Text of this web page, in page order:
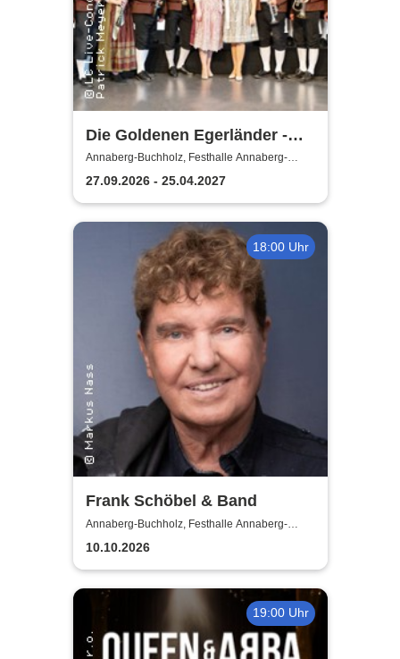
Die Goldenen Egerländer -
Melodien aus dem Egerland
Annaberg-Buchholz, Festhalle Annaberg-
Buchholz
27.09.2026 - 25.04.2027
18:00 Uhr
Frank Schöbel & Band
Annaberg-Buchholz, Festhalle Annaberg-
Buchholz
10.10.2026
19:00 Uhr